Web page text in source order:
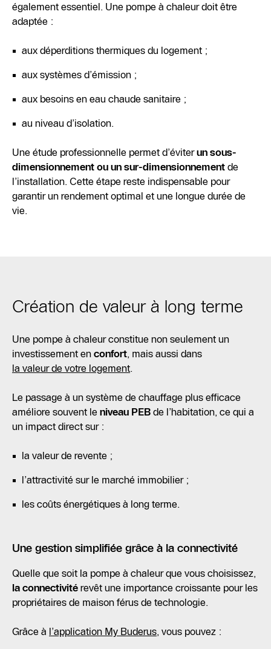
également essentiel. Une pompe à chaleur doit être
adaptée :
aux déperditions thermiques du logement ;
aux systèmes d’émission ;
aux besoins en eau chaude sanitaire ;
au niveau d’isolation.
Une étude professionnelle permet d’éviterun sous-
dimensionnement ou un sur-dimensionnement de
l’installation. Cette étape reste indispensable pour
garantir un rendement optimal et une longue durée de
vie.
Création de valeur à long terme
Une pompe à chaleur constitue non seulement un
investissement en confort, mais aussi dans
la valeur de votre logement.
Le passage à un système de chauffage plus efficace
améliore souvent le niveau PEB de l’habitation, ce qui a
un impact direct sur :
la valeur de revente ;
l’attractivité sur le marché immobilier ;
les coûts énergétiques à long terme.
Une gestion simplifiée grâce à la connectivité
Quelle que soit la pompe à chaleur que vous choisissez,
la connectivité revêt une importance croissante pour les
propriétaires de maison férus de technologie.
Grâce à l’application My Buderus, vous pouvez :